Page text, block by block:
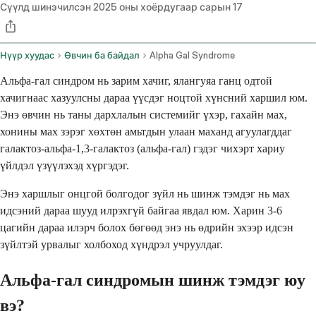
Сүүлд шинэчилсэн2025 оны хоёрдугаар сарын 17
Нүүр хуудас Өвчин ба байдал Alpha Gal Syndrome
Альфа-гал синдром нь зарим хачиг, ялангуяа ганц одтой
хачигнаас хазуулсны дараа үүсдэг ноцтой хүнсний харшил юм.
Энэ өвчин нь таны дархлалын системийг үхэр, гахайн мах,
хонины мах зэрэг хөхтөн амьтдын улаан маханд агуулагддаг
галактоз-альфа-1,3-галактоз (альфа-гал) гэдэг чихэрт хариу
үйлдэл үзүүлэхэд хүргэдэг.
Энэ харшлыг онцгой болгодог зүйл нь шинж тэмдэг нь мах
идсэний дараа шууд илрэхгүй байгаа явдал юм. Харин 3-6
цагийн дараа илэрч болох бөгөөд энэ нь өдрийн эхээр идсэн
зүйлтэй урвалыг холбоход хүндрэл учруулдаг.
Альфа-гал синдромын шинж тэмдэг юу
вэ?